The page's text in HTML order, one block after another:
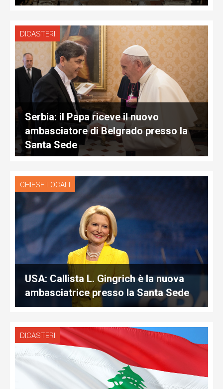
DICASTERI
Serbia: il Papa riceve il nuovo
ambasciatore di Belgrado presso la
Santa Sede
CHIESE LOCALI
USA: Callista L. Gingrich è la nuova
ambasciatrice presso la Santa Sede
DICASTERI